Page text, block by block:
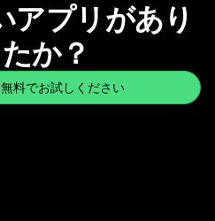
アプリがあり
か？
料でお試しください